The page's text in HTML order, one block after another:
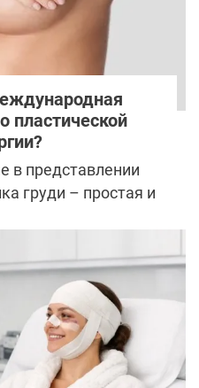
пластической
в представлении
груди – простая и
безупречно. И
груди, многие
увеличение. Но эта
задача для
порой
головоломку,
уникален. В